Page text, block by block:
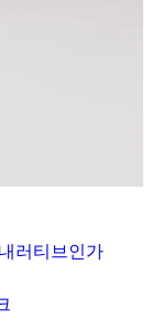
러티브인가